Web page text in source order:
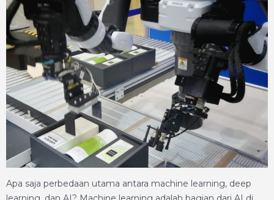
Apa saja perbedaan utama antara machine learning, deep